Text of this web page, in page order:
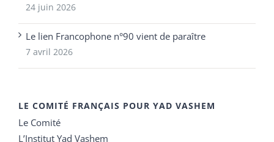
24 juin 2026
Le lien Francophone n°90 vient de paraître
7 avril 2026
LE COMITÉ FRANÇAIS POUR YAD VASHEM
Le Comité
L’Institut Yad Vashem